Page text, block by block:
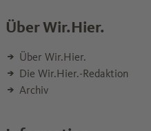
Über Wir.Hier.
Über Wir.Hier.
Die Wir.Hier.-Redaktion
Archiv